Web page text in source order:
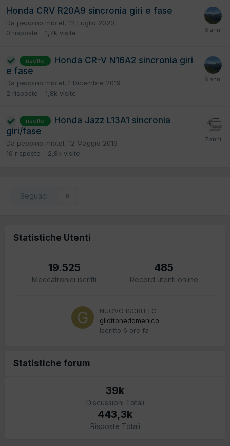
Honda CRV R20A9 sincronia giri e fase
Da peppino mibtel, 12 Luglio 2020
0 risposte 1,7k visite
risolto
Honda CR-V N16A2 sincronia giri
e fase
Da peppino mibtel, 1 Dicembre 2019
2 risposte 1,8k visite
risolto
Honda Jazz L13A1 sincronia
giri/fase
Da peppino mibtel, 12 Maggio 2019
16 risposte 2,8k visite
Seguaci 0
Statistiche Utenti
19.525
Meccatronici iscritti
485
Record utenti online
NUOVO ISCRITTO
gliottonedomenico
Iscritto 6 ore fa
Statistiche forum
39k
Discussioni Totali
443,3k
Risposte Totali